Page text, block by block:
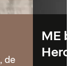
de
ME
Hero